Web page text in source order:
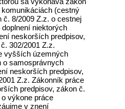
(cestný
č. 8/2009 Z.z. o cestnej
niektorých
neskorších predpisov,
2001 Z.z.
vyšších územných
o samosprávnych
neskorších predpisov,
Z.z. Zákonník práce
predpisov, zákon č.
výkone práce
v znení